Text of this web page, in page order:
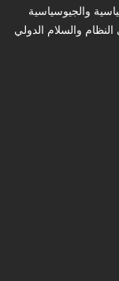
والجیوسیاسیة
والسلام الدولي